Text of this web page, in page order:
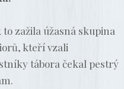
zažila úžasná skupina
kteří vzali
tábora čekal pestrý